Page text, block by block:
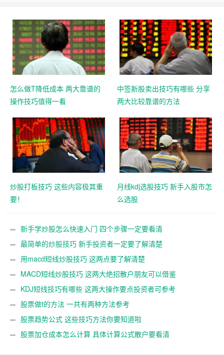
怎么做T降低成本 两大靠谱的
操作技巧值得一看
中签新股卖出技巧有哪些 分享
两大比较靠谱的方法
炒股打板技巧 这些内容极其重
要！
月线kdj选股技巧 新手入股市怎
么选股
新手学炒股怎么快速入门 四个步骤一定要看清
最简单的炒股技巧 新手投资者一定要了解清楚
用macd短线炒股技巧 这两点要了解清楚
MACD短线炒股技巧 这两大绝招散户朋友可以借鉴
KDJ短线技巧有哪些 这两大操作要点投资者可参考
股票做t的方法 一共有两种方法参考
股票趋势公式 这些技巧方法你要知道啦
股票加仓成本怎么计算 具体计算公式散户要看清